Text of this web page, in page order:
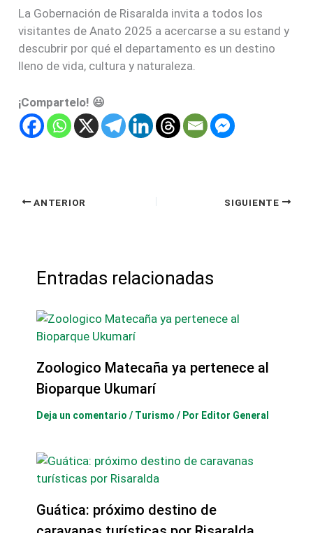
La Gobernación de Risaralda invita a todos los
visitantes de Anato 2025 a acercarse a su estand y
descubrir por qué el departamento es un destino
lleno de vida, cultura y naturaleza.
¡Compartelo! 😃
ANTERIOR SIGUIENTE
Entradas relacionadas
Zoologico Matecaña ya pertenece al
Bioparque Ukumarí
Deja un comentario / Turismo / Por Editor General
Guática: próximo destino de